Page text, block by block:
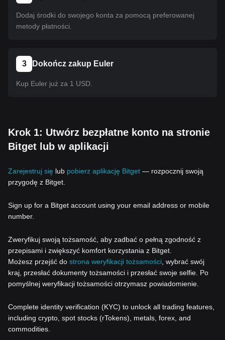
Dodaj środki do swojego konta za pomocą preferowanej
metody płatności.
3 Dokończ zakup Euler
Kup Euler już za 1 USD.
Krok 1: Utwórz bezpłatne konto na stronie
Bitget lub w aplikacji
Zarejestruj się lub pobierz aplikację Bitget — rozpocznij swoją
przygodę z Bitget.
Sign up for a Bitget account using your email address or mobile
number.
Zweryfikuj swoją tożsamość, aby zadbać o pełną zgodność z
przepisami i zwiększyć komfort korzystania z Bitget.
Możesz przejść do strona weryfikacji tożsamości , wybrać swój
kraj, przesłać dokumenty tożsamości i przesłać swoje selfie. Po
pomyślnej weryfikacji tożsamości otrzymasz powiadomienie.
Complete identity verification (KYC) to unlock all trading features,
including crypto, spot stocks (rTokens), metals, forex, and
commodities.